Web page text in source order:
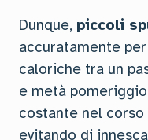
Dunque, piccoli
accuratamente
caloriche tra un
e metà
costante nel
evitando di